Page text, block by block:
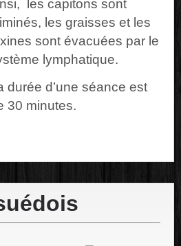
les capitons sont
les graisses et les
sont évacuées par le
lymphatique.
durée d’une séance est
30 minutes.